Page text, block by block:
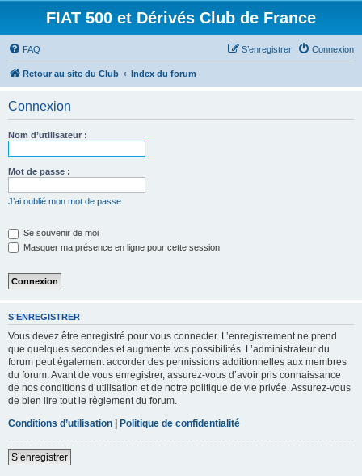
FIAT 500 et Dérivés Club de France
FAQ Connexion
S’enregistrer
Retour au site du Club Index du forum
Connexion
Nom d’utilisateur :
Mot de passe :
J’ai oublié mon mot de passe
Se souvenir de moi
Masquer ma présence en ligne pour cette session
S’ENREGISTRER
Vous devez être enregistré pour vous connecter. L’enregistrement ne prend
que quelques secondes et augmente vos possibilités. L’administrateur du
forum peut également accorder des permissions additionnelles aux membres
du forum. Avant de vous enregistrer, assurez-vous d’avoir pris connaissance
de nos conditions d’utilisation et de notre politique de vie privée. Assurez-vous
de bien lire tout le règlement du forum.
Conditions d’utilisation | Politique de confidentialité
S’enregistrer